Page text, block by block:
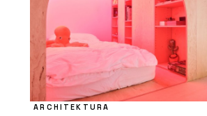
ARCHITEKTURA